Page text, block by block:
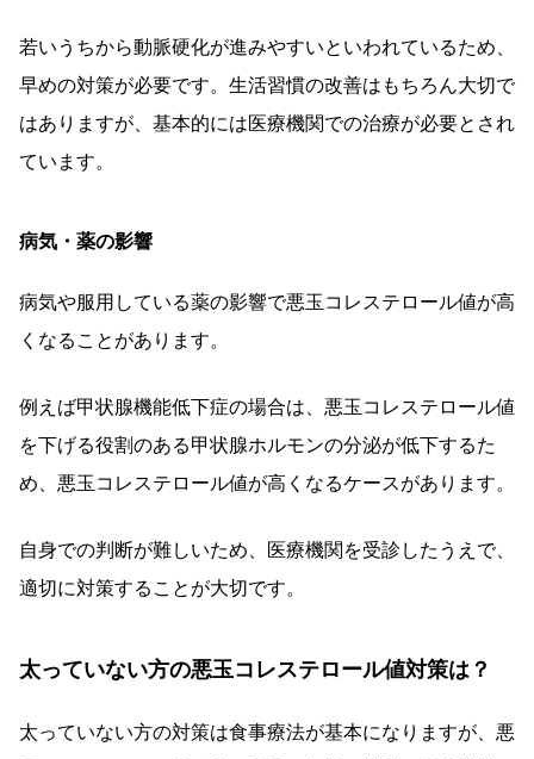
若いうちから動脈硬化が進みやすいといわれているため、
早めの対策が必要です。生活習慣の改善はもちろん大切で
はありますが、基本的には医療機関での治療が必要とされ
ています。
病気・薬の影響
病気や服用している薬の影響で悪玉コレステロール値が高
くなることがあります。
例えば甲状腺機能低下症の場合は、悪玉コレステロール値
を下げる役割のある甲状腺ホルモンの分泌が低下するた
め、悪玉コレステロール値が高くなるケースがあります。
自身での判断が難しいため、医療機関を受診したうえで、
適切に対策することが大切です。
太っていない方の悪玉コレステロール値対策は？
太っていない方の対策は食事療法が基本になりますが、悪